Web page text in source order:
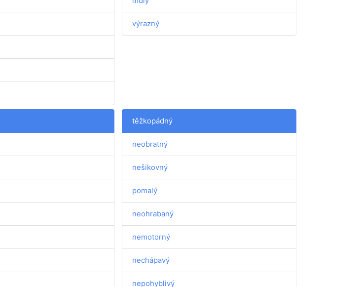
výrazný
těžkopádný
neobratný
nešikovný
pomalý
neohrabaný
nemotorný
nechápavý
nepohyblivý